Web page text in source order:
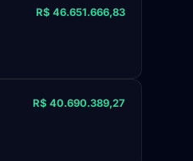
R$ 46.651.666,83
R$ 40.690.389,27